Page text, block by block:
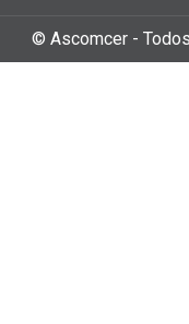
© Ascomcer -